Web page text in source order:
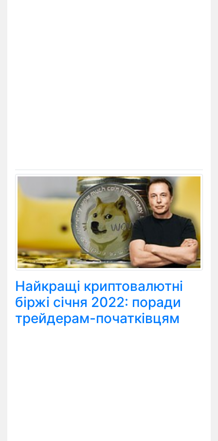
Найкращі криптовалютні
біржі січня 2022: поради
трейдерам-початківцям